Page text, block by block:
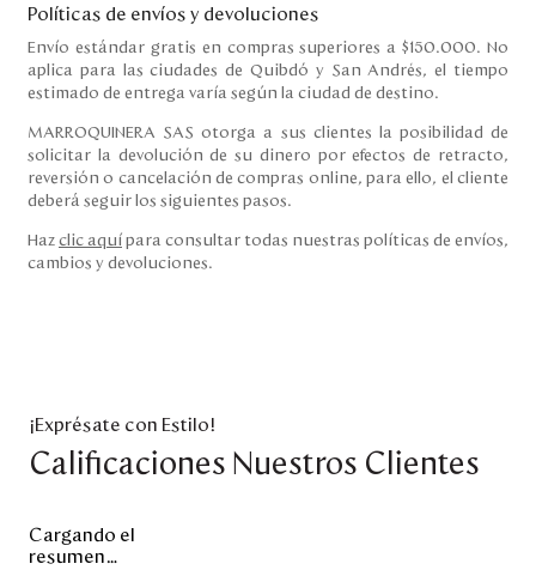
Políticas de envíos y devoluciones
Envío estándar gratis en compras superiores a $150.000. No
aplica para las ciudades de Quibdó y San Andrés, el tiempo
estimado de entrega varía según la ciudad de destino.
MARROQUINERA SAS otorga a sus clientes la posibilidad de
solicitar la devolución de su dinero por efectos de retracto,
reversión o cancelación de compras online, para ello, el cliente
deberá seguir los siguientes pasos.
Haz clic aquí para consultar todas nuestras políticas de envíos,
cambios y devoluciones.
¡Exprésate con Estilo!
Calificaciones Nuestros Clientes
Cargando el
resumen…